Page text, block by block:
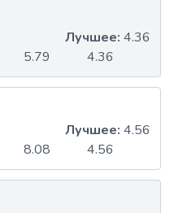
5.79 4.36
Лучшее: 4.36
8.08 4.56
Лучшее: 4.56